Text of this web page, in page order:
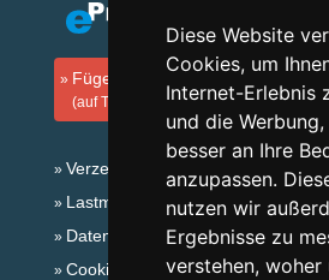
Diese Website
Cookies, um
Internet-Erlebnis
und die
besser an Ihre
anzupassen.
nutzen wir
Ergebnisse zu
verstehen, woher
Fügen Sie Ihre Unterkunft hinzu
(auf Tschechisch)
Verzeichnis der Unterkunft
Lastminute Adlergebirge
Datenschutz
Cookies